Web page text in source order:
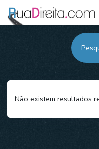
Não existem resultados